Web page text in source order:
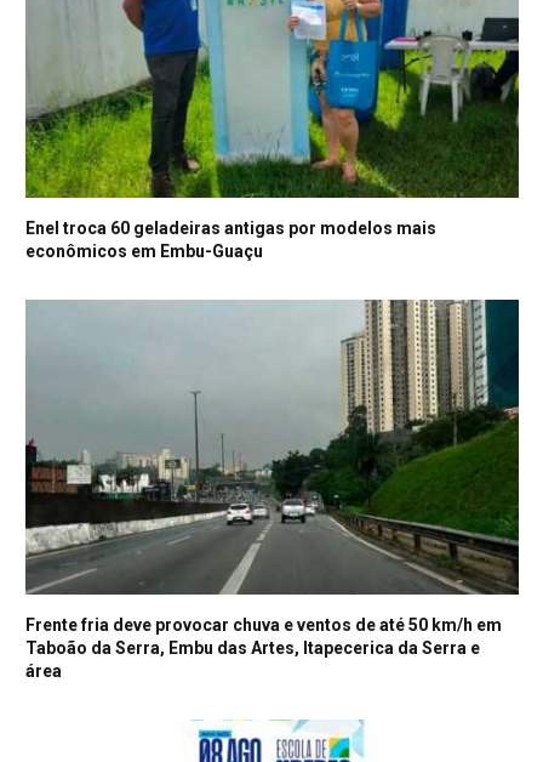
Enel troca 60 geladeiras antigas por modelos mais
econômicos em Embu-Guaçu
Frente fria deve provocar chuva e ventos de até 50 km/h em
Taboão da Serra, Embu das Artes, Itapecerica da Serra e
área